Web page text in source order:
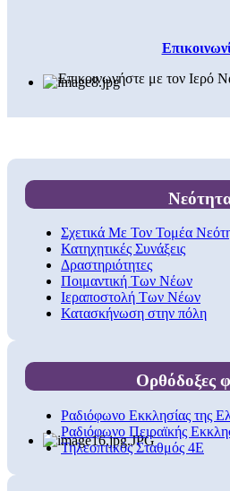
Επικοινωνήστε με τον Ιερό
Σχετικά Με Τον Τομέα
Κατηχητικές Συνάξεις
Δραστηριότητες
Ποιμαντική Των Νέων
Ιεραποστολή Των Νέων
Κατασκήνωση στην πόλη
Ορθόδοξες
Ραδιόφωνο Εκκλησίας της
Ραδιόφωνο Πειραϊκής
Τηλεοπτικός Σταθμός 4Ε